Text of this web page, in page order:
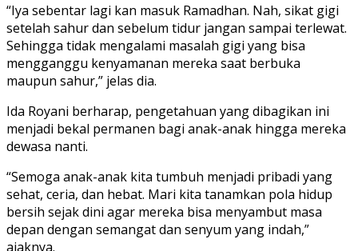
“Iya sebentar lagi kan masuk Ramadhan. Nah, sikat gigi
setelah sahur dan sebelum tidur jangan sampai terlewat.
Sehingga tidak mengalami masalah gigi yang bisa
mengganggu kenyamanan mereka saat berbuka
maupun sahur,” jelas dia.
Ida Royani berharap, pengetahuan yang dibagikan ini
menjadi bekal permanen bagi anak-anak hingga mereka
dewasa nanti.
“Semoga anak-anak kita tumbuh menjadi pribadi yang
sehat, ceria, dan hebat. Mari kita tanamkan pola hidup
bersih sejak dini agar mereka bisa menyambut masa
depan dengan semangat dan senyum yang indah,”
ajaknya.